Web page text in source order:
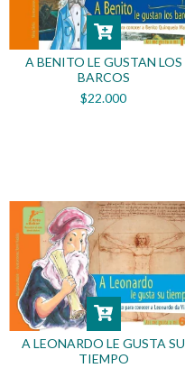
A BENITO LE GUSTAN LOS
BARCOS
$22.000
A LEONARDO LE GUSTA SU
TIEMPO